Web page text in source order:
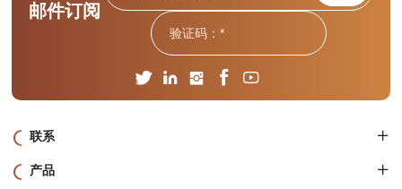
邮件订阅
联系
产品